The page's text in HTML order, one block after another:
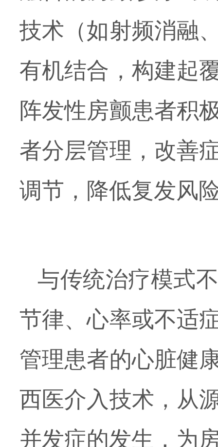
技术（如射频消融
有机结合，构建起
阵发性房颤患者积
者分层管理，改善
调节，降低复发风
与传统治疗模式
节律、心率或不适
管理患者的心脏健
西医介入技术，从
并发症的发生，为